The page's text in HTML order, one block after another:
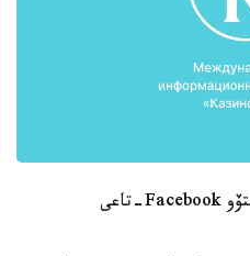
بۇل تۋرالى ديپلوماتيالىق ۆەدومستۆو Facebook-تاعى